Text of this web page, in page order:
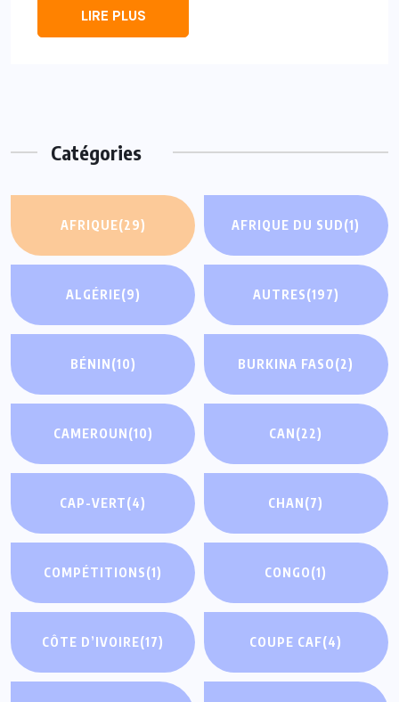
LIRE PLUS
Catégories
AFRIQUE(29) AFRIQUE DU SUD(1)
ALGÉRIE(9) AUTRES(197)
BÉNIN(10) BURKINA FASO(2)
CAMEROUN(10) CAN(22)
CAP-VERT(4) CHAN(7)
COMPÉTITIONS(1) CONGO(1)
CÔTE D’IVOIRE(17) COUPE CAF(4)